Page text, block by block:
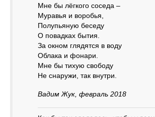
Мне бы лёгкого соседа –
Муравья и воробья,
Полупьяную беседу
О повадках бытия.
За окном глядятся в воду
Облака и фонари.
Мне бы тихую свободу
Не снаружи, так внутри.
Вадим Жук, февраль 2018